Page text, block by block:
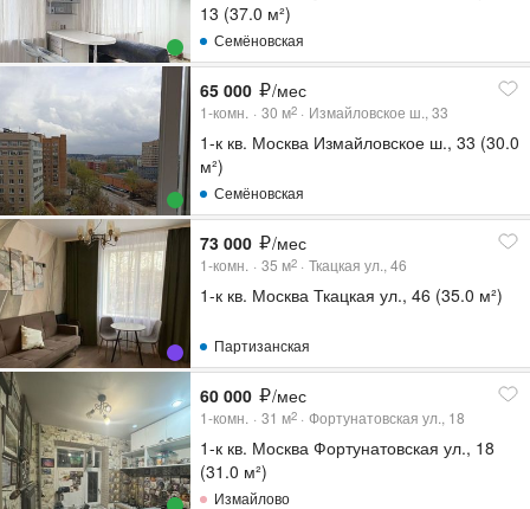
13 (37.0 м²)
Семёновская
65 000 /мес
1-комн. 30 м2 Измайловское ш., 33
1-к кв. Москва Измайловское ш., 33 (30.0
м²)
Семёновская
73 000 /мес
1-комн. 35 м2 Ткацкая ул., 46
1-к кв. Москва Ткацкая ул., 46 (35.0 м²)
Партизанская
60 000 /мес
1-комн. 31 м2 Фортунатовская ул., 18
1-к кв. Москва Фортунатовская ул., 18
(31.0 м²)
Измайлово